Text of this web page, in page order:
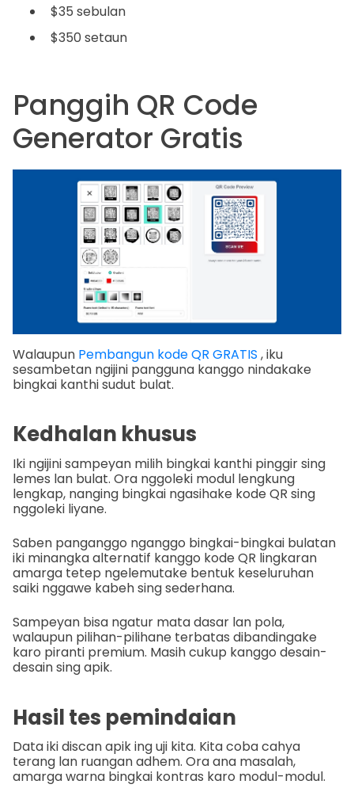
$35 sebulan
$350 setaun
Panggih QR Code
Generator Gratis
Walaupun Pembangun kode QR GRATIS , iku
sesambetan ngijini pangguna kanggo nindakake
bingkai kanthi sudut bulat.
Kedhalan khusus
Iki ngijini sampeyan milih bingkai kanthi pinggir sing
lemes lan bulat. Ora nggoleki modul lengkung
lengkap, nanging bingkai ngasihake kode QR sing
nggoleki liyane.
Saben panganggo nganggo bingkai-bingkai bulatan
iki minangka alternatif kanggo kode QR lingkaran
amarga tetep ngelemutake bentuk keseluruhan
saiki nggawe kabeh sing sederhana.
Sampeyan bisa ngatur mata dasar lan pola,
walaupun pilihan-pilihane terbatas dibandingake
karo piranti premium. Masih cukup kanggo desain-
desain sing apik.
Hasil tes pemindaian
Data iki discan apik ing uji kita. Kita coba cahya
terang lan ruangan adhem. Ora ana masalah,
amarga warna bingkai kontras karo modul-modul.